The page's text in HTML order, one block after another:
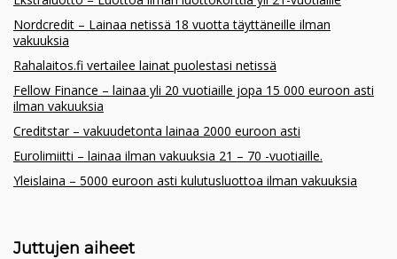
Nordcredit – Lainaa netissä 18 vuotta täyttäneille ilman
vakuuksia
Rahalaitos.fi vertailee lainat puolestasi netissä
Fellow Finance – lainaa yli 20 vuotiaille jopa 15 000 euroon asti
ilman vakuuksia
Creditstar – vakuudetonta lainaa 2000 euroon asti
Eurolimiitti – lainaa ilman vakuuksia 21 – 70 -vuotiaille.
Yleislaina – 5000 euroon asti kulutusluottoa ilman vakuuksia
Juttujen aiheet